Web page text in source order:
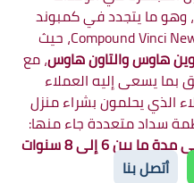
وهو ما يتجدد في كمبوند
فينشي العاصمة الإدارية Compound Vinci New Capital، حيث
هاوس والتاون هاوس، مع
بما يسعى إليه العملاء
الذي يحلمون بشراء منزل
سداد متعددة جاء منها:
أتصل بنا